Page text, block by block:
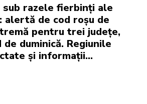
sub razele fierbinți ale
alertă de cod roșu de
pentru trei județe,
de duminică. Regiunile
și informații…